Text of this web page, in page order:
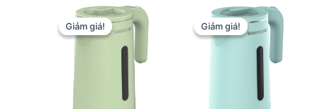
298.000 ₫.
1.230.000 ₫.
là:
750.000 ₫.
Giảm giá!
Giảm giá! Giảm giá!
Giảm giá!